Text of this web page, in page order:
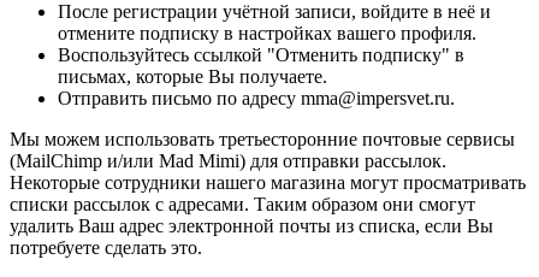
После регистрации учётной записи, войдите в неё и
отмените подписку в настройках вашего профиля.
Воспользуйтесь ссылкой "Отменить подписку" в
письмах, которые Вы получаете.
Отправить письмо по адресу mma@impersvet.ru.
Мы можем использовать третьесторонние почтовые сервисы
(MailChimp и/или Mad Mimi) для отправки рассылок.
Некоторые сотрудники нашего магазина могут просматривать
списки рассылок с адресами. Таким образом они смогут
удалить Ваш адрес электронной почты из списка, если Вы
потребуете сделать это.